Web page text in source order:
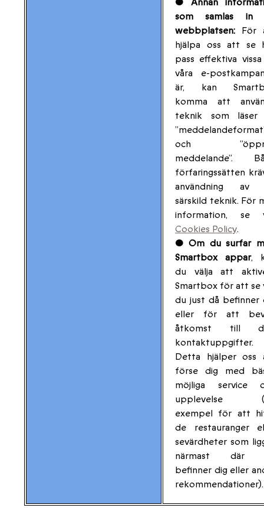
som samlas in
webbplatsen: För
hjälpa oss att se
pass effektiva
våra e-
är, kan
komma att
teknik som läser
och
meddelande”.
förfaringssätten
användning av
särskild teknik. För
information, se
Cookies Policy.
• Om du surfar
Smartbox appar,
du välja att
Smartbox för att se
du just då befinner
eller för att
åtkomst till
kontaktuppgifter.
Detta hjälper oss
förse dig med
möjliga service
upplevelse
exempel för att
de restauranger
sevärdheter som
närmast där
befinner dig eller
rekommendationer).